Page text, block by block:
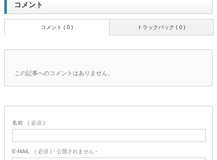
コメント
トラックバック ( 0 )
コメント ( 0 )
この記事へのコメントはありません。
名前 ( 必須 )
E-MAIL ( 必須 ) - 公開されません -